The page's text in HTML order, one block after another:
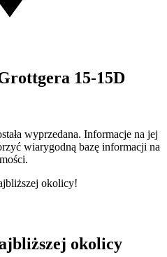
15-15D
wyprzedana. Informacje na jej
wiarygodną bazę informacji na
okolicy!
okolicy